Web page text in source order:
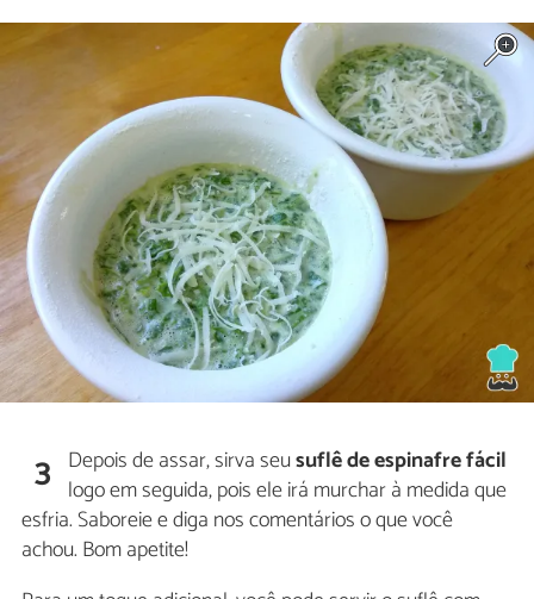
3 Depois de assar, sirva seusuflê de espinafre fácil
logo em seguida, pois ele irá murchar à medida que
esfria. Saboreie e diga nos comentários o que você
achou. Bom apetite!